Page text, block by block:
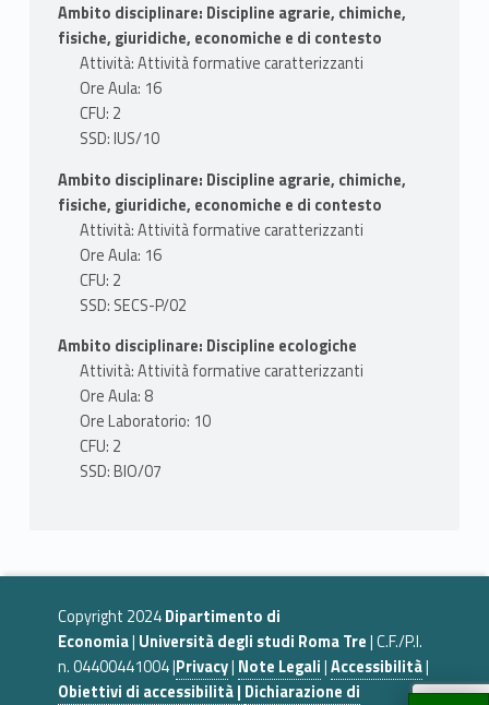
Ambito disciplinare: Discipline agrarie, chimiche,
fisiche, giuridiche, economiche e di contesto
Attività: Attività formative caratterizzanti
Ore Aula: 16
CFU: 2
SSD: IUS/10
Ambito disciplinare: Discipline agrarie, chimiche,
fisiche, giuridiche, economiche e di contesto
Attività: Attività formative caratterizzanti
Ore Aula: 16
CFU: 2
SSD: SECS-P/02
Ambito disciplinare: Discipline ecologiche
Attività: Attività formative caratterizzanti
Ore Aula: 8
Ore Laboratorio: 10
CFU: 2
SSD: BIO/07
Copyright 2024Dipartimento di
Economia| Università degli studi Roma Tre| C.F./P.I.
n. 04400441004 |Privacy| Note Legali|Accessibilità|
Obiettivi di accessibilità | Dichiarazione di